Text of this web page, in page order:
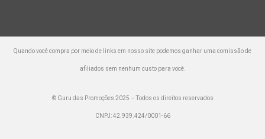
Quando você compra por meio de links em nosso site podemos ganhar uma comissão de
afiliados sem nenhum custo para você.
© Guru das Promoções 2025 – Todos os direitos reservados
CNPJ: 42.939.424/0001-66